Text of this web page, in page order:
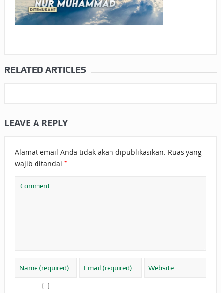
RELATED ARTICLES
LEAVE A REPLY
Alamat email Anda tidak akan dipublikasikan. Ruas yang
wajib ditandai *